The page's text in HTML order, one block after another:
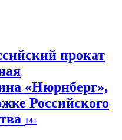
прокат
«Нюрнберг»,
Российского
14+